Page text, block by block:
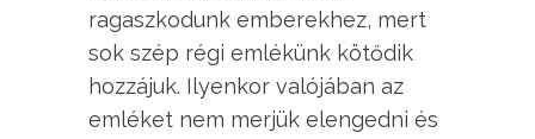
ragaszkodunk emberekhez, mert
sok szép régi emlékünk kötődik
hozzájuk. Ilyenkor valójában az
emléket nem merjük elengedni és